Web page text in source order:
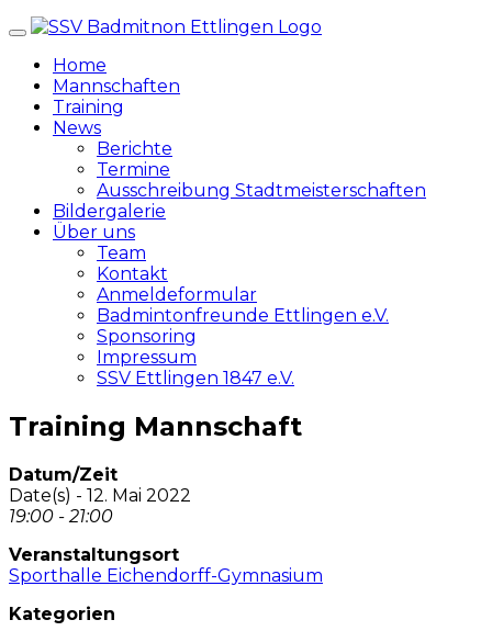
Home
Mannschaften
Training
News
Berichte
Termine
Ausschreibung Stadtmeisterschaften
Bildergalerie
Über uns
Team
Kontakt
Anmeldeformular
Badmintonfreunde Ettlingen e.V.
Sponsoring
Impressum
SSV Ettlingen 1847 e.V.
Training Mannschaft
Datum/Zeit
Date(s) - 12. Mai 2022
19:00 - 21:00
Veranstaltungsort
Sporthalle Eichendorff-Gymnasium
Kategorien